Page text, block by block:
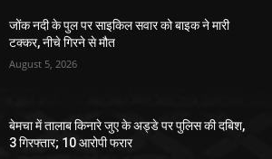
जोंक नदी के पुल पर साइकिल सवार को बाइक ने मारी
टक्कर, नीचे गिरने से मौत
August 5, 2026
बेमचा में तालाब किनारे जुए के अड्डे पर पुलिस की दबिश,
3 गिरफ्तार; 10 आरोपी फरार